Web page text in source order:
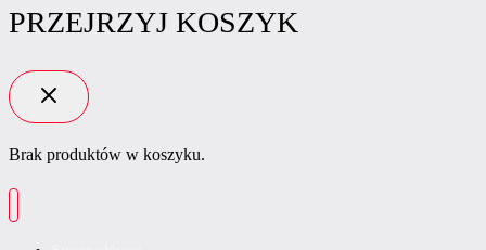
PRZEJRZYJ KOSZYK
Brak produktów w koszyku.